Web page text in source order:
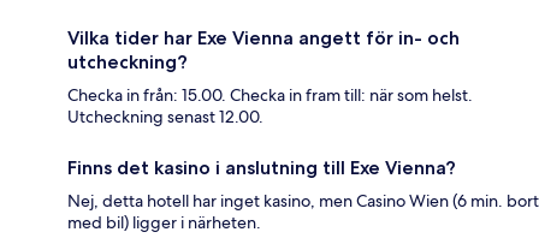
Vilka tider har Exe Vienna angett för in- och
utcheckning?
Checka in från: 15.00. Checka in fram till: när som helst.
Utcheckning senast 12.00.
Finns det kasino i anslutning till Exe Vienna?
Nej, detta hotell har inget kasino, men Casino Wien (6 min. bort
med bil) ligger i närheten.